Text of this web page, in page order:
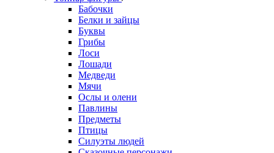
Бабочки
Белки и зайцы
Буквы
Грибы
Лоси
Лошади
Медведи
Мячи
Ослы и олени
Павлины
Предметы
Птицы
Силуэты людей